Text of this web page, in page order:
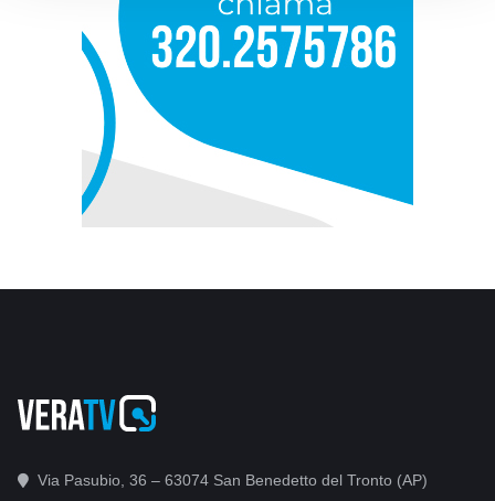
Via Pasubio, 36 – 63074 San Benedetto del Tronto (AP)